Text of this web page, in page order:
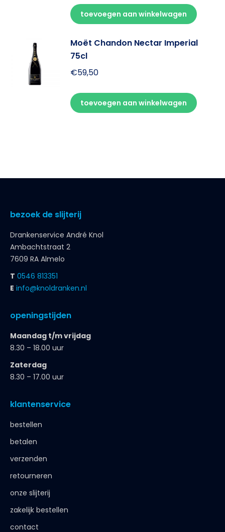
toevoegen aan winkelwagen
Moët Chandon Nectar Imperial
75cl
€59,50
toevoegen aan winkelwagen
bezoek de slijterij
Drankenservice André Knol
Ambachtstraat 2
7609 RA Almelo
T 0546 813351
E info@knoldranken.nl
openingstijden
Maandag t/m vrijdag
8.30 – 18.00 uur
Zaterdag
8.30 – 17.00 uur
klantenservice
bestellen
betalen
verzenden
retourneren
onze slijterij
zakelijk bestellen
contact